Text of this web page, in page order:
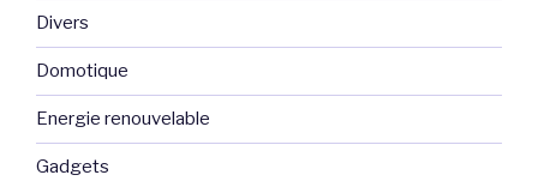
Divers
Domotique
Energie renouvelable
Gadgets